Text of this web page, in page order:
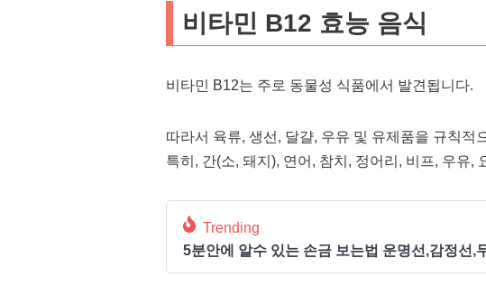
비타민 B12 효능 음식
비타민 B12는 주로 동물성 식품에서 발견됩니다.
따라서 육류, 생선, 달걀, 우유 및 유제품을 규칙적
특히, 간(소, 돼지), 연어, 참치, 정어리, 비프, 우유
Trending
5분안에 알수 있는 손금 보는법 운명선,감정선,